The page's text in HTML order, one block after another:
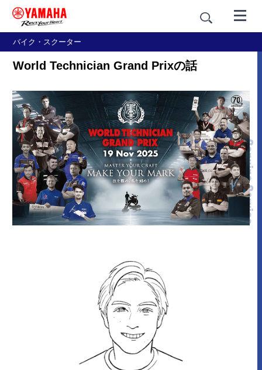
バイク・スクーター
World Technician Grand Prixの話